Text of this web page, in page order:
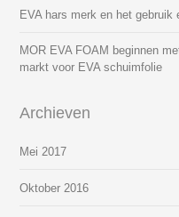
EVA hars merk en het gebruik
MOR EVA FOAM beginnen
markt voor EVA schuimfolie
Archieven
Mei 2017
Oktober 2016